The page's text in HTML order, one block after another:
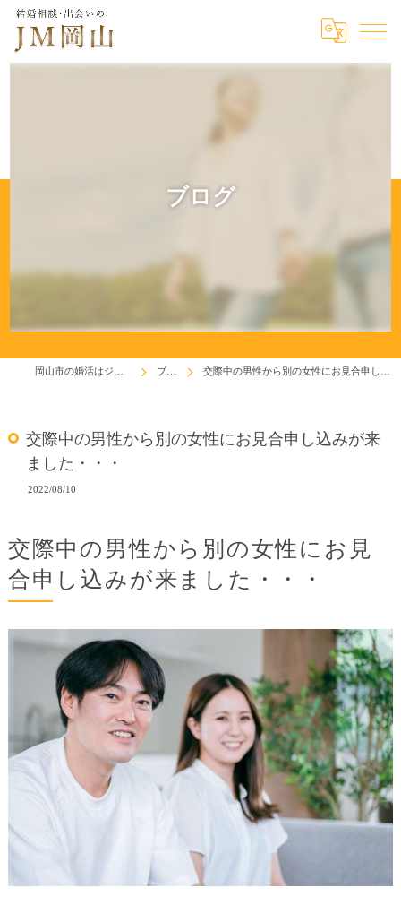
ブログ
ブログ 交際中の男性から別の女性にお見合申し込みが来ました・・・
交際中の男性から別の女性にお見合申し込みが来
ました・・・
2022/08/10
交際中の男性から別の女性にお見
合申し込みが来ました・・・